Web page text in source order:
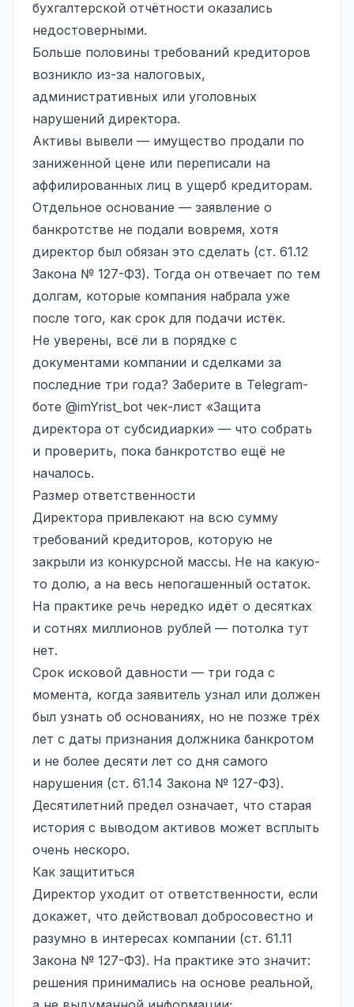
бухгалтерской отчётности оказались
недостоверными.
Больше половины требований кредиторов
возникло из-за налоговых,
административных или уголовных
нарушений директора.
Активы вывели — имущество продали по
заниженной цене или переписали на
аффилированных лиц в ущерб кредиторам.
Отдельное основание — заявление о
банкротстве не подали вовремя, хотя
директор был обязан это сделать (ст. 61.12
Закона № 127-ФЗ). Тогда он отвечает по тем
долгам, которые компания набрала уже
после того, как срок для подачи истёк.
Не уверены, всё ли в порядке с
документами компании и сделками за
последние три года? Заберите в Telegram-
боте @imYrist_bot чек-лист «Защита
директора от субсидиарки» — что собрать
и проверить, пока банкротство ещё не
началось.
Размер ответственности
Директора привлекают на всю сумму
требований кредиторов, которую не
закрыли из конкурсной массы. Не на какую-
то долю, а на весь непогашенный остаток.
На практике речь нередко идёт о десятках
и сотнях миллионов рублей — потолка тут
нет.
Срок исковой давности — три года с
момента, когда заявитель узнал или должен
был узнать об основаниях, но не позже трёх
лет с даты признания должника банкротом
и не более десяти лет со дня самого
нарушения (ст. 61.14 Закона № 127-ФЗ).
Десятилетний предел означает, что старая
история с выводом активов может всплыть
очень нескоро.
Как защититься
Директор уходит от ответственности, если
докажет, что действовал добросовестно и
разумно в интересах компании (ст. 61.11
Закона № 127-ФЗ). На практике это значит:
решения принимались на основе реальной,